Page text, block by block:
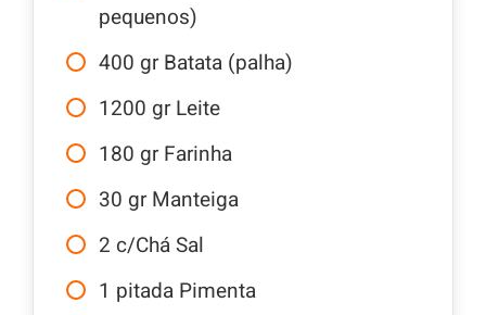
pequenos)
400 gr Batata (palha)
1200 gr Leite
180 gr Farinha
30 gr Manteiga
2 c/CháSal
1 pitada Pimenta